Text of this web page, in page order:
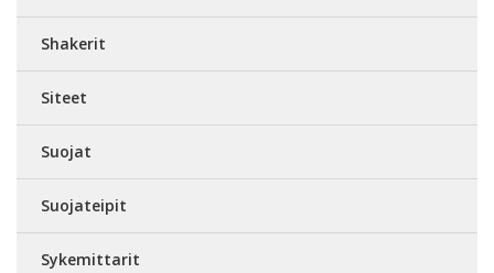
Shakerit
Siteet
Suojat
Suojateipit
Sykemittarit